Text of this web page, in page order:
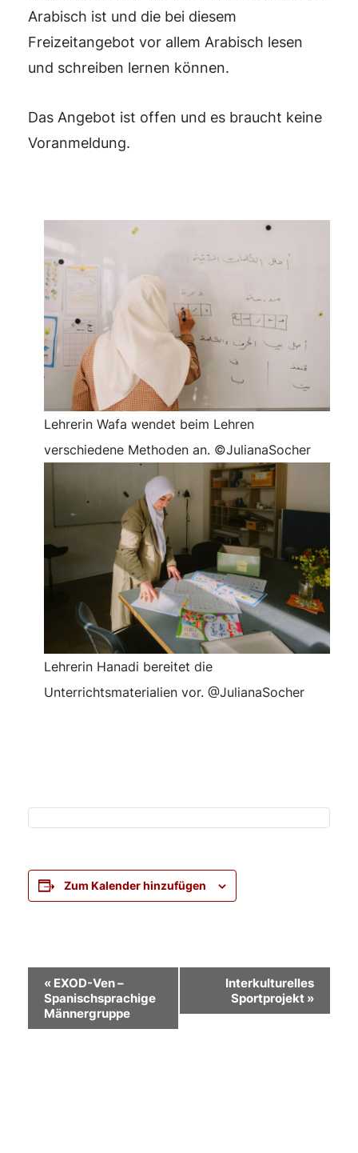
Arabisch ist und die bei diesem
Freizeitangebot vor allem Arabisch lesen
und schreiben lernen können.
Das Angebot ist offen und es braucht keine
Voranmeldung.
Lehrerin Wafa wendet beim Lehren
verschiedene Methoden an. ©JulianaSocher
Lehrerin Hanadi bereitet die
Unterrichtsmaterialien vor. @JulianaSocher
Zum Kalender hinzufügen
Veranstaltung-
Navigation
« EXOD-Ven –
Spanischsprachige
Männergruppe
Interkulturelles
Sportprojekt »